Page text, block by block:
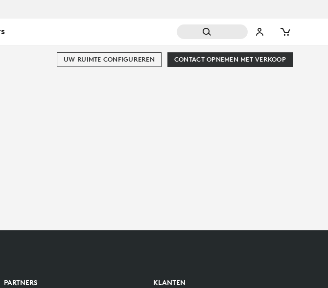
CONTACT OPNEMEN MET VERKOOP
UW RUIMTE CONFIGUREREN
PARTNERS KLANTEN